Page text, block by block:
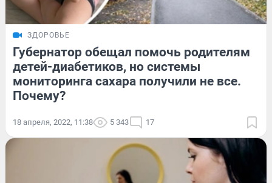
ЗДОРОВЬЕ
Губернатор обещал помочь родителям
детей-диабетиков, но системы
мониторинга сахара получили не все.
Почему?
18 апреля, 2022, 11:38 5 343 17